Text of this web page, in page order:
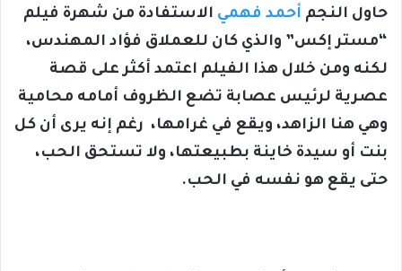
حاول النجم أحمد فهمي الاستفادة من شهرة فيلم
“مستر إكس” والذي كان للعملاق فؤاد المهندس،
لكنه ومن خلال هذا الفيلم اعتمد أكثر على قصة
عصرية لرئيس عصابة تضع الظروف أمامه محامية
وهي هنا الزاهد، ويقع في غرامها، رغم إنه يرى أن كل
بنت أو سيدة خاينة بطبيعتها، ولا تستحق الحب،
حتى يقع هو نفسه في الحب.